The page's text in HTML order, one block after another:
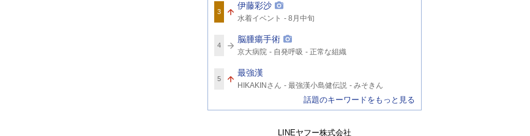
ー
ド
3
伊藤彩沙
関
連
ー
ド
水着イベント 8月中旬
4
脳腫瘍手術
関
連
ー
ド
京大病院 自発呼吸 正常な組織
5
最強漢
関
連
HIKAKINさん 最強漢小島健伝説 みそきん
話題のキーワードをもっと見る
LINEヤフー株式会社